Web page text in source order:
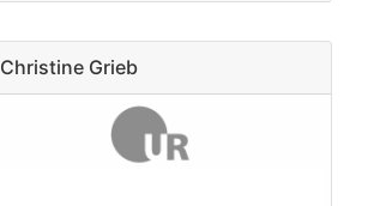
Christine Grieb